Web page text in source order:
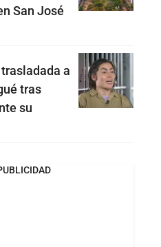
San José
trasladada a
tras
su